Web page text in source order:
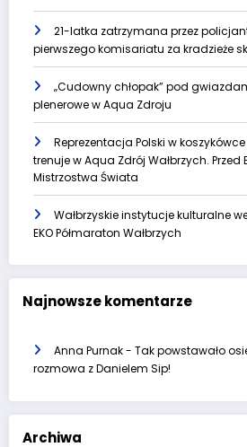
21-latka zatrzymana przez
pierwszego komisariatu za kradzieże
„Cudowny chłopak” pod
plenerowe w Aqua Zdroju
Reprezentacja Polski w
trenuje w Aqua Zdrój Wałbrzych.
Mistrzostwa Świata
Wałbrzyskie instytucje kulturalne
EKO Półmaraton Wałbrzych
Najnowsze komentarze
Anna Purnak- Tak powstawało
rozmowa z Danielem Sip!
Archiwa